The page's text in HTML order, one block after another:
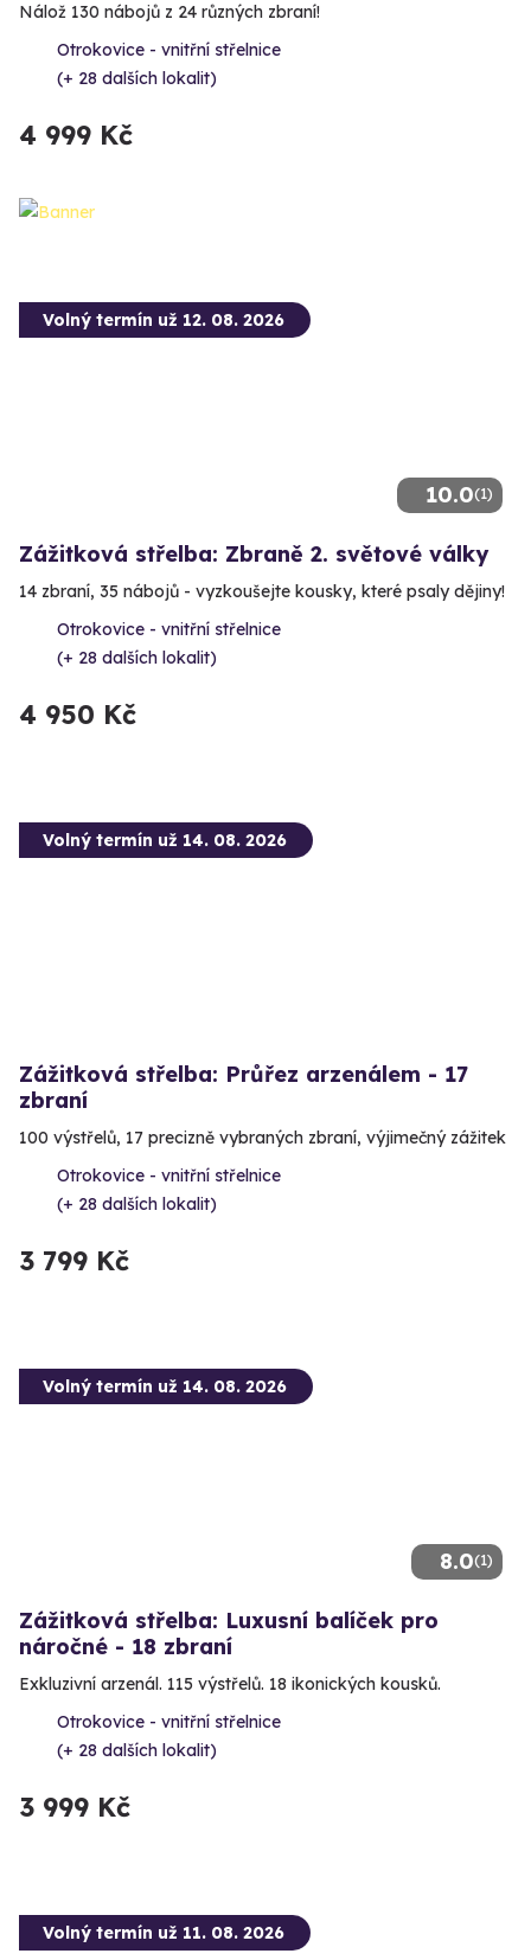
Nálož 130 nábojů z 24 různých zbraní!
Otrokovice - vnitřní střelnice
(+ 28 dalších lokalit)
4 999 Kč
10.0(1)
Volný termín už 12. 08. 2026
Zážitková střelba: Zbraně 2. světové války
14 zbraní, 35 nábojů - vyzkoušejte kousky, které psaly dějiny!
Otrokovice - vnitřní střelnice
(+ 28 dalších lokalit)
4 950 Kč
Volný termín už 14. 08. 2026
Zážitková střelba: Průřez arzenálem - 17
zbraní
100 výstřelů, 17 precizně vybraných zbraní, výjimečný zážitek
Otrokovice - vnitřní střelnice
(+ 28 dalších lokalit)
3 799 Kč
8.0(1)
Volný termín už 14. 08. 2026
Zážitková střelba: Luxusní balíček pro
náročné - 18 zbraní
Exkluzivní arzenál. 115 výstřelů. 18 ikonických kousků.
Otrokovice - vnitřní střelnice
(+ 28 dalších lokalit)
3 999 Kč
Volný termín už 11. 08. 2026